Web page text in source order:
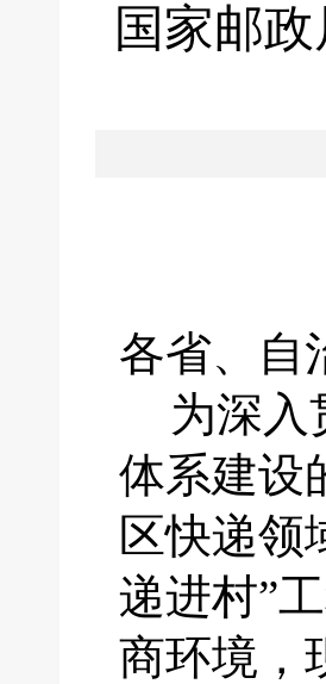
国家邮
各省、自
为深入
体系建设
区快递领
递进村”
商环境，